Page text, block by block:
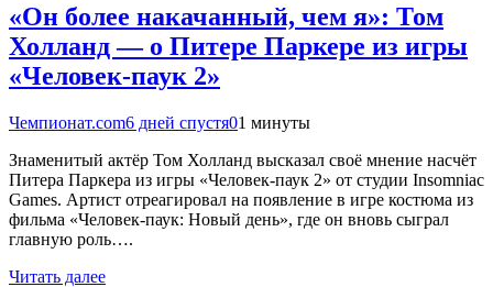
«Он более накачанный, чем я»: Том
Холланд — о Питере Паркере из игры
«Человек-паук 2»
Чемпионат.com6 дней спустя01 минуты
Знаменитый актёр Том Холланд высказал своё мнение насчёт
Питера Паркера из игры «Человек-паук 2» от студии Insomniac
Games. Артист отреагировал на появление в игре костюма из
фильма «Человек-паук: Новый день», где он вновь сыграл
главную роль….
Читать далее